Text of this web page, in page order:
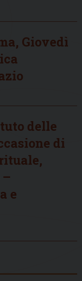
Giovedì
delle
di
e